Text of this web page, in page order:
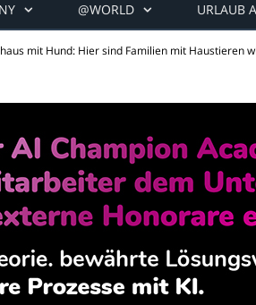
@WORLD URLAUB
mit Hund: Hier sind Familien mit Haustieren